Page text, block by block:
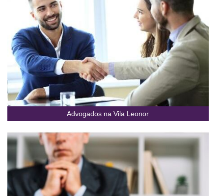
Advogados na Vila Leonor